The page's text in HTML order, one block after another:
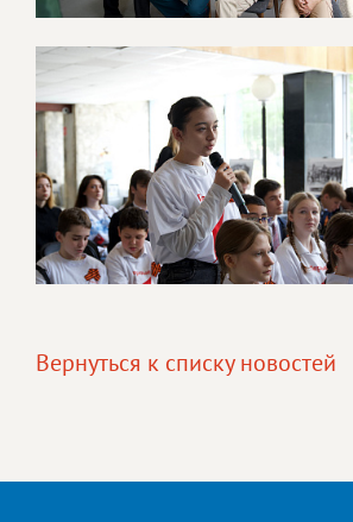
Вернуться к списку новостей